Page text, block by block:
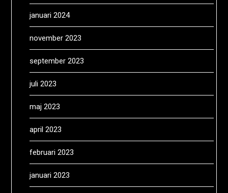
januari 2024
november 2023
september 2023
juli 2023
maj 2023
april 2023
februari 2023
januari 2023